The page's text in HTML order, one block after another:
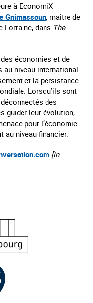
à EconomiX
Gnimassoun, maître de
Lorraine, dans The
économies et de
au niveau international
et la persistance
Lorsqu’ils sont
des
guider leur évolution,
pour l’économie
au niveau financier.
[in